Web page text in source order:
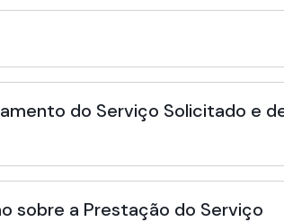
do Serviço Solicitado e
sobre a Prestação do Serviço